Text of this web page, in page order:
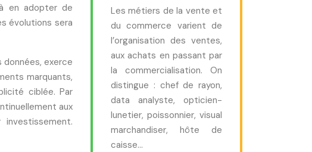
en adopter de
évolutions sera
exerce
marquants,
ciblée. Par
aux
Les métiers de la vente et
du commerce varient de
l’organisation des ventes,
aux achats en passant par
la commercialisation. On
distingue : chef de rayon,
data analyste, opticien-
lunetier, poissonnier, visual
marchandiser, hôte de
caisse…